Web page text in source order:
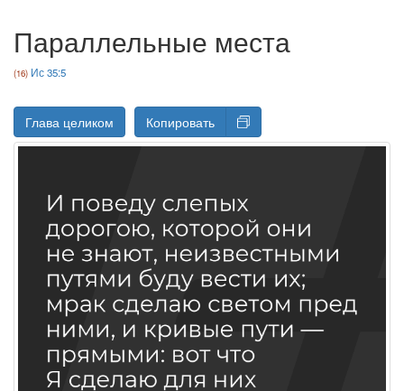
Параллельные места
Ис 35:5
Глава целиком Копировать